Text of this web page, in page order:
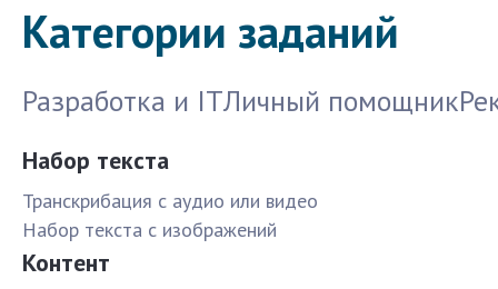
Категории заданий
Разработка и ITЛичный помощник
Набор текста
Транскрибация с аудио или видео
Набор текста с изображений
Контент